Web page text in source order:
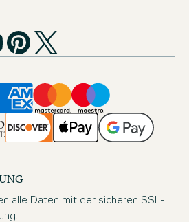
alle Daten mit der sicheren SSL-